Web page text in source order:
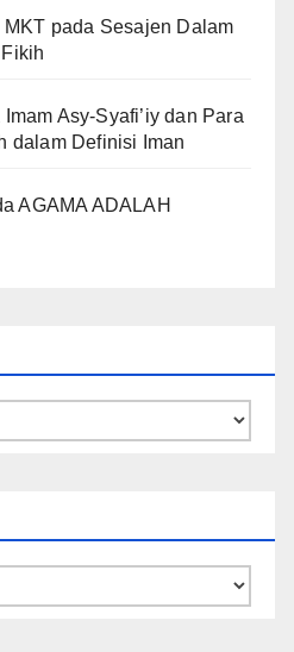
MKT pada Sesajen Dalam
Imam Asy-Syafi’iy dan Para
dalam Definisi Iman
AGAMA ADALAH